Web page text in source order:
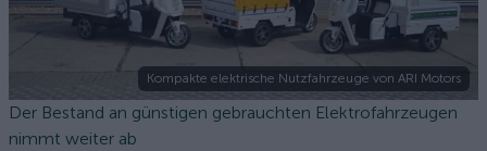
Kompakte elektrische Nutzfahrzeuge von ARI Motors
Der Bestand an günstigen gebrauchten Elektrofahrzeugen
nimmt weiter ab